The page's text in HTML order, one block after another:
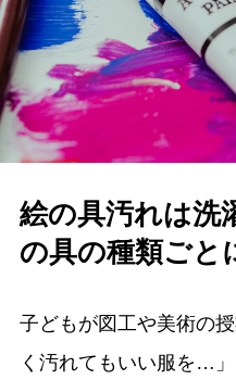
絵の具汚れは洗
の具の種類ごと
子どもが図工や美術の
く汚れてもいい服を…